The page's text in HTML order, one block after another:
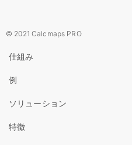
© 2021 Calcmaps PRO
仕組み
例
ソリューション
特徴